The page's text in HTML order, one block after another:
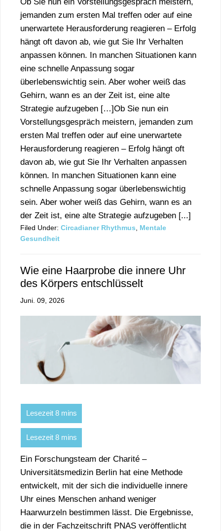
jemanden zum ersten Mal treffen oder auf eine
unerwartete Herausforderung reagieren – Erfolg
hängt oft davon ab, wie gut Sie Ihr Verhalten
anpassen können. In manchen Situationen kann
eine schnelle Anpassung sogar
überlebenswichtig sein. Aber woher weiß das
Gehirn, wann es an der Zeit ist, eine alte
Strategie aufzugeben […]Ob Sie nun ein
Vorstellungsgespräch meistern, jemanden zum
ersten Mal treffen oder auf eine unerwartete
Herausforderung reagieren – Erfolg hängt oft
davon ab, wie gut Sie Ihr Verhalten anpassen
können. In manchen Situationen kann eine
schnelle Anpassung sogar überlebenswichtig
sein. Aber woher weiß das Gehirn, wann es an
der Zeit ist, eine alte Strategie aufzugeben [...]
Filed Under: Circadianer Rhythmus
Mentale
Gesundheit
Wie eine Haarprobe die innere Uhr
des Körpers entschlüsselt
Juni. 09, 2026
Ein Forschungsteam der Charité –
Universitätsmedizin Berlin hat eine Methode
entwickelt, mit der sich die individuelle innere
Uhr eines Menschen anhand weniger
Haarwurzeln bestimmen lässt. Die Ergebnisse,
die in der Fachzeitschrift PNAS veröffentlicht